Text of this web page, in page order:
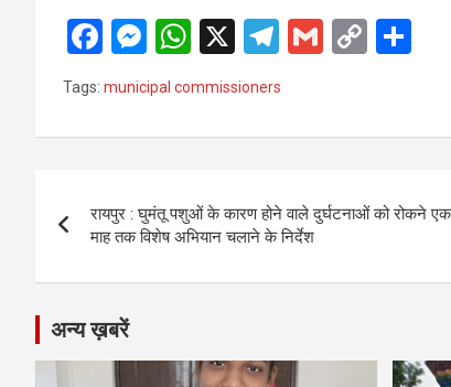
F
ce
b
o
k
M
es
se
n
er
W
at
s
p
p
X
T
e
gr
m
G
C
Li
k
e
Tags: municipal commissioners
navigation
रायपुर : घुमंतू पशुओं के कारण होने वाले दुर्घटनाओं को रोकने एक
माह तक विशेष अभियान चलाने के निर्देश
अन्य ख़बरें